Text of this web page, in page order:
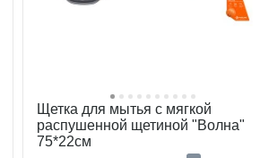
Щетка для мытья с мягкой
распушенной щетиной "Волна"
75*22см